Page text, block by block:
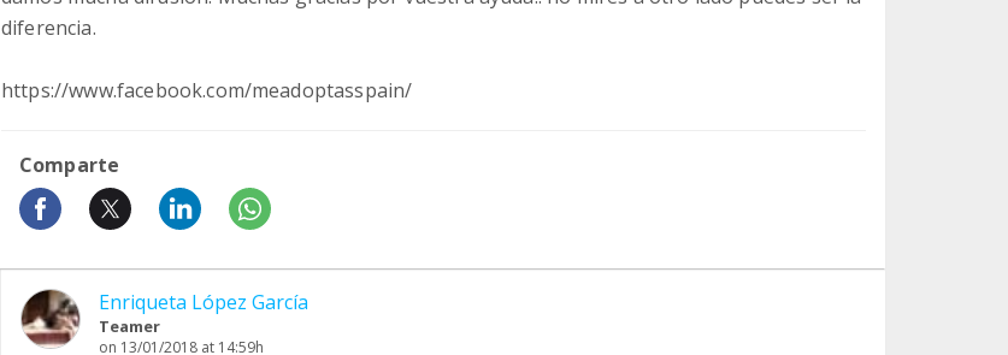
diferencia.
https://www.facebook.com/meadoptasspain/
Comparte
Enriqueta López García
Teamer
on 13/01/2018 at 14:59h